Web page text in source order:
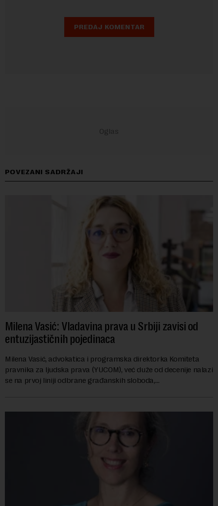
POVEZANI SADRŽAJI
Milena Vasić: Vladavina prava u Srbiji zavisi od
entuzijastičnih pojedinaca
Milena Vasić, advokatica i programska direktorka Komiteta
pravnika za ljudska prava (YUCOM), već duže od decenije nalazi
se na prvoj liniji odbrane građanskih sloboda,